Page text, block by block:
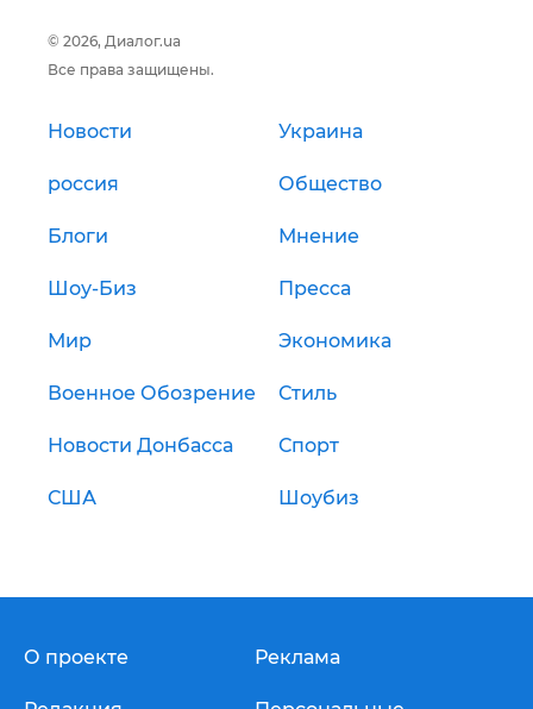
© 2026, Диалог.ua
Все права защищены.
Новости Украина
россия Общество
Блоги Мнение
Шоу-Биз Пресса
Мир Экономика
Военное Обозрение Стиль
Новости Донбасса Спорт
США Шоубиз
О проекте Реклама